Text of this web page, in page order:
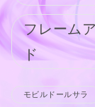
フレーム
ド
モビルドールサラ